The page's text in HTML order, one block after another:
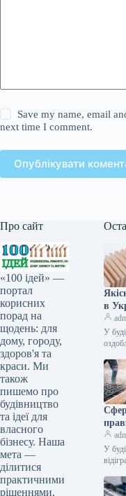
Save my name, email
next time I comment.
Опублікувати
Про сайт
«100 ідей» —
портал
корисних
порад на
щодень: для
дому, городу,
здоров'я та
краси. Ми
також
пишемо про
будівництво
та ідеї для
власного
бізнесу. Наша
мета —
ділитися
практичними
рішеннями,
в
У
У